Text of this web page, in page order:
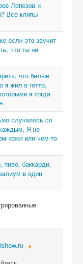
Лопезов и
Все клипы
если это звучит
что ты не
что белые
я жил в гетто,
я тогда
случалось со
Я не
кожи или чем-то
пиво, баккарди,
в один